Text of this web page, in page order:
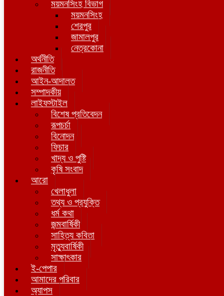
ময়মনসিংহ বিভাগ
ময়মনসিংহ
শেরপুর
জামালপুর
নেত্রকোনা
অর্থনীতি
রাজনীতি
আইন-আদালত
সম্পাদকীয়
লাইফস্টাইল
বিশেষ প্রতিবেদন
রূপচর্চা
বিনোদন
ফিচার
খাদ্য ও পুষ্টি
কৃষি সংবাদ
আরো
খেলাধুলা
তথ্য ও প্রযুক্তি
ধর্ম কথা
জন্মবার্ষিকী
সাহিত্য কবিতা
মৃত্যুবার্ষিকী
সাক্ষাৎকার
ই-পেপার
আমাদের পরিবার
অ্যাপস